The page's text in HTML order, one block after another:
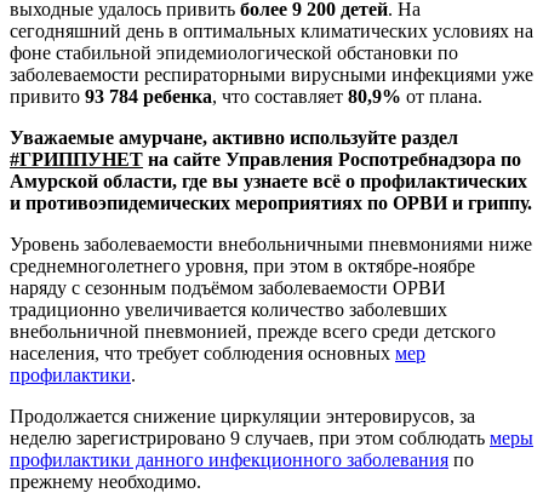
выходные удалось привить более 9 200 детей. На
сегодняшний день в оптимальных климатических условиях на
фоне стабильной эпидемиологической обстановки по
заболеваемости респираторными вирусными инфекциями уже
привито 93 784 ребенка, что составляет 80,9% от плана.
Уважаемые амурчане, активно используйте раздел
#ГРИППУНЕТ на сайте Управления Роспотребнадзора по
Амурской области, где вы узнаете всё о профилактических
и противоэпидемических мероприятиях по ОРВИ и гриппу.
Уровень заболеваемости внебольничными пневмониями ниже
среднемноголетнего уровня, при этом в октябре-ноябре
наряду с сезонным подъёмом заболеваемости ОРВИ
традиционно увеличивается количество заболевших
внебольничной пневмонией, прежде всего среди детского
населения, что требует соблюдения основных мер
профилактики.
Продолжается снижение циркуляции энтеровирусов, за
неделю зарегистрировано 9 случаев, при этом соблюдать меры
профилактики данного инфекционного заболевания по
прежнему необходимо.